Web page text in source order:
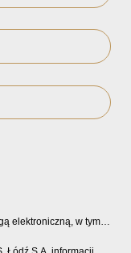
elektroniczną, w tym
o zniżkach,
ofercie sklepu U2